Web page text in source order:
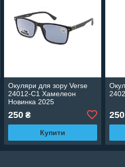
Окуляри для зору Verse
24012-C1 Хамелеон
Новинка 2025
250₴
Купити
250